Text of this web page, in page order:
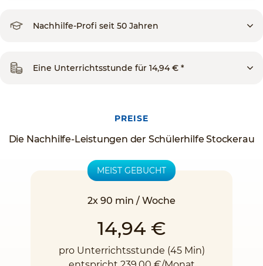
Nachhilfe-Profi seit 50 Jahren
Eine Unterrichtsstunde für 14,94 € *
PREISE
Die Nachhilfe-Leistungen der Schülerhilfe Stockerau
MEIST GEBUCHT
2x 90 min / Woche
14,94 €
pro Unterrichtsstunde (45 Min)